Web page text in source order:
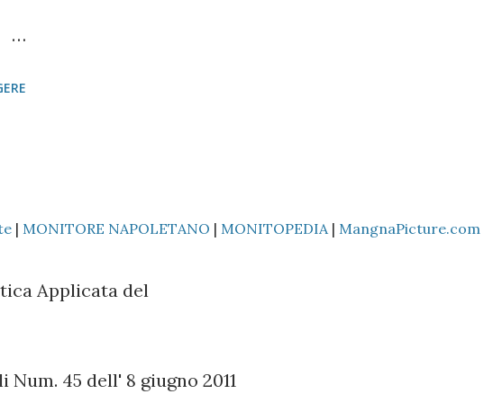
| MONITORE NAPOLETANO | MONITOPEDIA| MangnaPicture.com
Applicata del
45 dell' 8 giugno 2011